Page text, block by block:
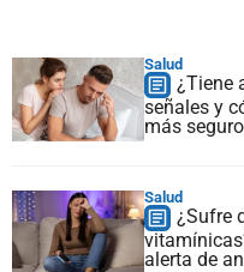
Salud
¿Tiene
señales y
más
Salud
¿Sufre
alerta de